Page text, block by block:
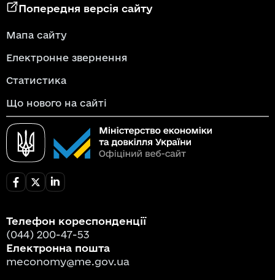
Попередня версія сайту
Мапа сайту
Електронне звернення
Статистика
Що нового на сайті
Телефон кореспонденції
(044) 200-47-53
Електронна пошта
meconomy@me.gov.ua